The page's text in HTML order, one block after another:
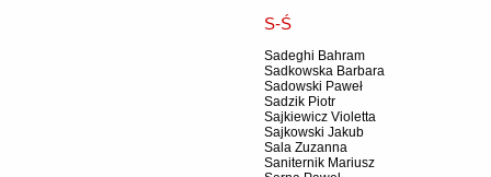
S-Ś
Sadeghi Bahram
Sadkowska Barbara
Sadowski Paweł
Sadzik Piotr
Sajkiewicz Violetta
Sajkowski Jakub
Sala Zuzanna
Saniternik Mariusz